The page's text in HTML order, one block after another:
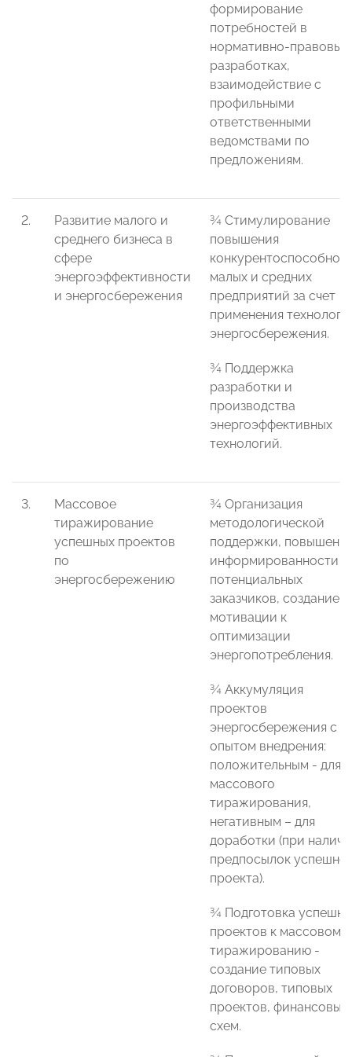
формирование
потребностей в
нормативно-правовых
разработках,
взаимодействие с
профильными
ответственными
ведомствами по
предложениям.
2.
Развитие малого и
среднего бизнеса в
сфере
энергоэффективности
и энергосбережения
¾ Стимулирование
повышения
малых и средних
предприятий за счет
применения
энергосбережения.
¾ Поддержка
разработки и
производства
энергоэффективных
технологий.
3.
Массовое
тиражирование
успешных проектов
по
энергосбережению
¾ Организация
методологической
поддержки,
информированности
потенциальных
заказчиков, создание
мотивации к
оптимизации
энергопотребления.
¾ Аккумуляция
проектов
энергосбережения с
опытом внедрения:
положительным - для
массового
тиражирования,
негативным – для
доработки (при
предпосылок
проекта).
¾ Подготовка
проектов к массовому
тиражированию -
создание типовых
договоров, типовых
проектов, финансовых
схем.